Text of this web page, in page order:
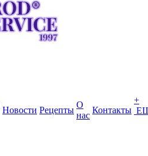
Новости Рецепты
О
нас
Контакты
+